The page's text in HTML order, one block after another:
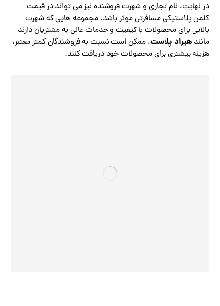
در نهایت، نام تجاری و شهرت فروشنده نیز می تواند در قیمت
کلمن پلاستیکی مسافرتی موثر باشد. مجموعه هایی که شهرت
بالایی برای محصولات با کیفیت و خدمات عالی به مشتریان دارند
مانند هیراد پلاست، ممکن است نسبت به فروشندگان کمتر معتبر،
هزینه بیشتری برای محصولات خود دریافت کنند.